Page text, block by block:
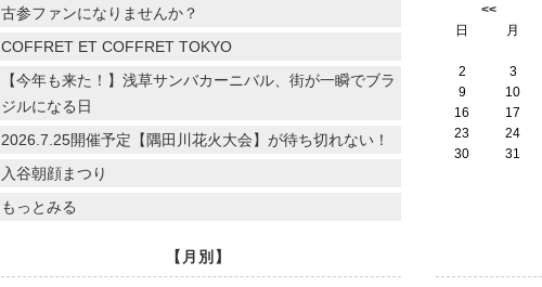
古参ファンになりませんか？
COFFRET ET COFFRET TOKYO
【今年も来た！】浅草サンバカーニバル、街が一瞬でブラ
ジルになる日
2026.7.25開催予定【隅田川花火大会】が待ち切れない！
入谷朝顔まつり
もっとみる
<<
日
月
2
3
9
10
16
17
23
24
30
31
【月別】